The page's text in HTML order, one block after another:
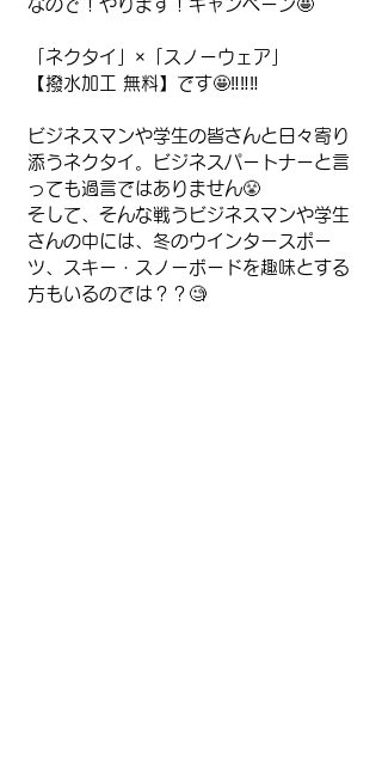
なので！やります！キャンペーン🤩
「ネクタイ」×「スノーウェア」
【撥水加工 無料】です🤩‼️‼️‼️
ビジネスマンや学生の皆さんと日々寄り
添うネクタイ。ビジネスパートナーと言
っても過言ではありません😤
そして、そんな戦うビジネスマンや学生
さんの中には、冬のウインタースポー
ツ、スキー・スノーボードを趣味とする
方もいるのでは？？🧐